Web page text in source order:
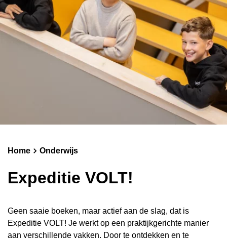
Ouders
Groep 8
Home Onderwijs
Expeditie VOLT!
Geen saaie boeken, maar actief aan de slag, dat is
Expeditie VOLT! Je werkt op een praktijkgerichte manier
aan verschillende vakken. Door te ontdekken en te